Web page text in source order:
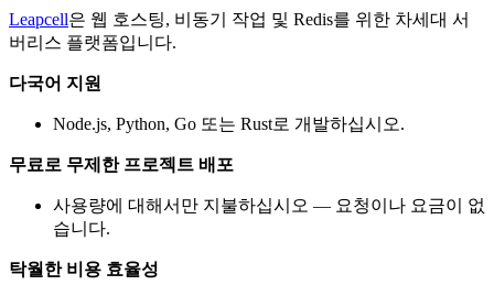
Leapcell은 웹 호스팅, 비동기 작업 및 Redis를 위한 차세대 서
버리스 플랫폼입니다.
다국어 지원
Node.js, Python, Go 또는 Rust로 개발하십시오.
무료로 무제한 프로젝트 배포
사용량에 대해서만 지불하십시오 — 요청이나 요금이 없
습니다.
탁월한 비용 효율성